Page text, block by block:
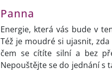
Panna
Energie, která vás bude v
Též je moudré si ujasnit,
čem se cítíte silní a bez
Nepouštějte se do jednání s